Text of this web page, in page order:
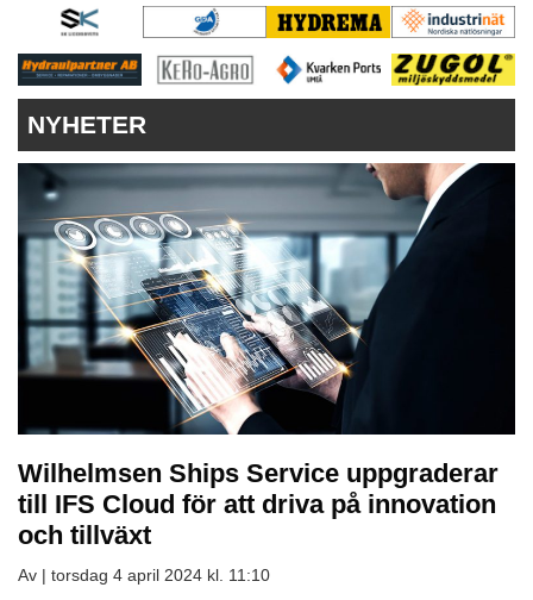
KONTAKT
VÅRA ANDRA MAGASIN
PRENUMERERA
ANNONSERA
NYHETER
Wilhelmsen Ships Service uppgraderar
till IFS Cloud för att driva på innovation
och tillväxt
Av | torsdag 4 april 2024 kl. 11:10